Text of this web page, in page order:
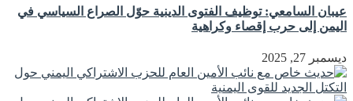
عيبان السامعي: توظيف الفتوى الدينية حوّل الصراع السياسي في
اليمن إلى حرب إقصاء وكراهية
ديسمبر 27, 2025